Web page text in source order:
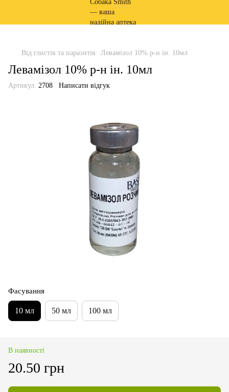
Від глистів та паразитів Левамізол 10% р-н ін. 10мл
Левамізол 10% р-н ін. 10мл
Артикул: 2708 Написати відгук
Фасування
10 мл 50 мл 100 мл
В наявності
20.50 грн